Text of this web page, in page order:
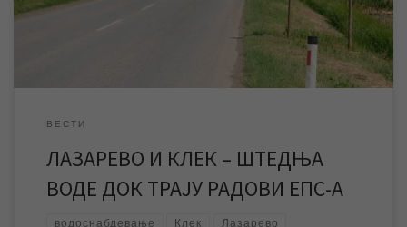
[…]
ВЕСТИ
ЛАЗАРЕВО И КЛЕК – ШТЕДЊА
ВОДЕ ДОК ТРАЈУ РАДОВИ ЕПС-А
водоснабдевање Клек Лазарево